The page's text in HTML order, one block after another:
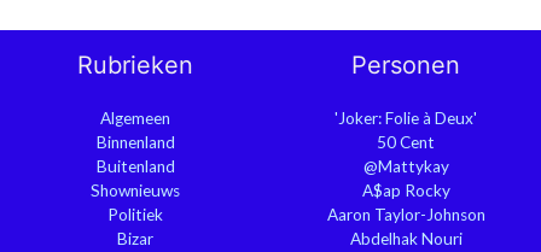
Rubrieken
Algemeen
Binnenland
Buitenland
Shownieuws
Politiek
Bizar
Personen
'Joker: Folie à Deux'
50 Cent
@Mattykay
A$ap Rocky
Aaron Taylor-Johnson
Abdelhak Nouri